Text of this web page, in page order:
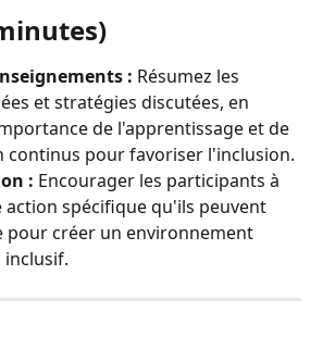
: Résumez les
et stratégies discutées, en
de l'apprentissage et de
continus pour favoriser l'inclusion.
: Encourager les participants à
spécifique qu'ils peuvent
pour créer un environnement
inclusif.